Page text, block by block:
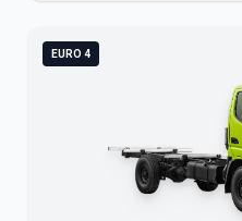
EURO 4